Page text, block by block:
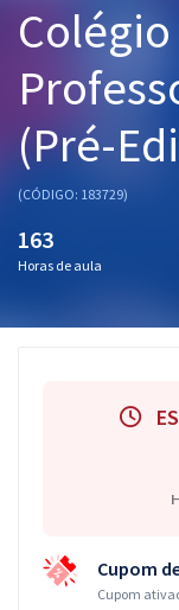
Cursos 20% OFF
Pós
Graduação
OAB
Mentorias
(Pré-
(CÓDIGO: 183729)
163
Horas de aula
Cupom
Cupom